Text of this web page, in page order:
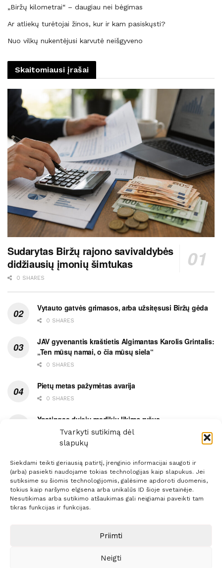
Tvarkyti sutikimą dėl
slapukų
Siekdami teikti geriausią patirtį, įrenginio informacijai saugoti ir
(arba) pasiekti naudojame tokias technologijas kaip slapukus. Jei
sutiksime su šiomis technologijomis, galėsime apdoroti duomenis,
tokius kaip naršymo elgsena arba unikalūs ID šioje svetainėje.
Nesutikimas arba sutikimo atšaukimas gali neigiamai paveikti tam
tikras funkcijas ir funkcijas.
Priimti
Neigti
„Biržų kilometrai“ – daugiau nei bėgimas
Ar atliekų turėtojai žinos, kur ir kam pasiskųsti?
Nuo vilkų nukentėjusi karvutė neišgyveno
Skaitomiausi įrašai
Sudarytas Biržų rajono savivaldybės
didžiausių įmonių šimtukas
0 SHARES
Vytauto gatvės grimasos, arba užsitęsusi Biržų gėda
0 SHARES
JAV gyvenantis kraštietis Algimantas Karolis Grintalis:
„Ten mūsų namai, o čia mūsų siela“
0 SHARES
Pietų metas pažymėtas avarija
0 SHARES
Ypatingas dviejų medikių likimo ryšys
0 SHARES
Prenumerata Reklama Taisyklės Kontaktai
© 2021 Visos teisės saugomos